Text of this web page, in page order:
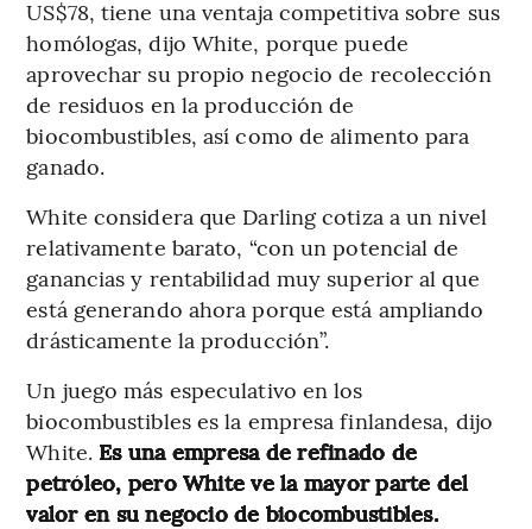
US$78, tiene una ventaja competitiva sobre sus
homólogas, dijo White, porque puede
aprovechar su propio negocio de recolección
de residuos en la producción de
biocombustibles, así como de alimento para
ganado.
White considera que Darling cotiza a un nivel
relativamente barato, “con un potencial de
ganancias y rentabilidad muy superior al que
está generando ahora porque está ampliando
drásticamente la producción”.
Un juego más especulativo en los
biocombustibles es la empresa finlandesa, dijo
White. Es una empresa de refinado de
petróleo, pero White ve la mayor parte del
valor en su negocio de biocombustibles.